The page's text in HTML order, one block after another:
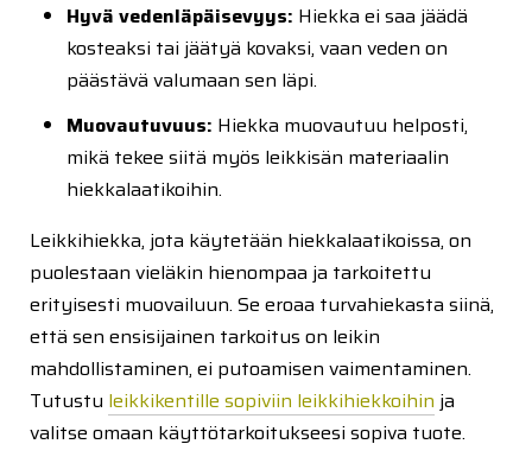
Hyvä vedenläpäisevyys: Hiekka ei saa jäädä
kosteaksi tai jäätyä kovaksi, vaan veden on
päästävä valumaan sen läpi.
Muovautuvuus: Hiekka muovautuu helposti,
mikä tekee siitä myös leikkisän materiaalin
hiekkalaatikoihin.
Leikkihiekka, jota käytetään hiekkalaatikoissa, on
puolestaan vieläkin hienompaa ja tarkoitettu
erityisesti muovailuun. Se eroaa turvahiekasta siinä,
että sen ensisijainen tarkoitus on leikin
mahdollistaminen, ei putoamisen vaimentaminen.
Tutustu leikkikentille sopiviin leikkihiekkoihin ja
valitse omaan käyttötarkoitukseesi sopiva tuote.